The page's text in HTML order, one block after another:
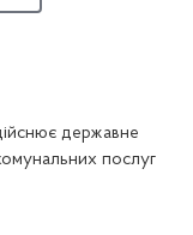
державне
послуг